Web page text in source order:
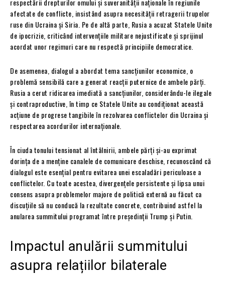
respectării drepturilor omului și suveranității naționale în regiunile
afectate de conflicte, insistând asupra necesității retragerii trupelor
ruse din Ucraina și Siria. Pe de altă parte, Rusia a acuzat Statele Unite
de ipocrizie, criticând intervențiile militare nejustificate și sprijinul
acordat unor regimuri care nu respectă principiile democratice.
De asemenea, dialogul a abordat tema sancțiunilor economice, o
problemă sensibilă care a generat reacții puternice de ambele părți.
Rusia a cerut ridicarea imediată a sancțiunilor, considerându-le ilegale
și contraproductive, în timp ce Statele Unite au condiționat această
acțiune de progrese tangibile în rezolvarea conflictelor din Ucraina și
respectarea acordurilor internaționale.
În ciuda tonului tensionat al întâlnirii, ambele părți și-au exprimat
dorința de a menține canalele de comunicare deschise, recunoscând că
dialogul este esențial pentru evitarea unei escaladări periculoase a
conflictelor. Cu toate acestea, divergențele persistente și lipsa unui
consens asupra problemelor majore de politică externă au făcut ca
discuțiile să nu conducă la rezultate concrete, contribuind astfel la
anularea summitului programat între președinții Trump și Putin.
Impactul anulării summitului
asupra relațiilor bilaterale